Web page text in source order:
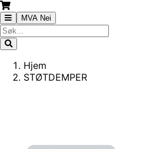
MVA Nei
Hjem
STØTDEMPER